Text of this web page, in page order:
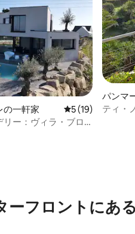
平均評価
の一軒家 レビュー19件、
5 (19)
ー：ヴィラ・ブロ
パンマ
ティ・
ーフロントにあ